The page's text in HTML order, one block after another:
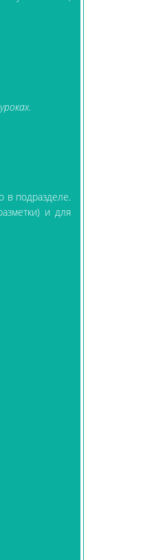
в подразделе.
и для